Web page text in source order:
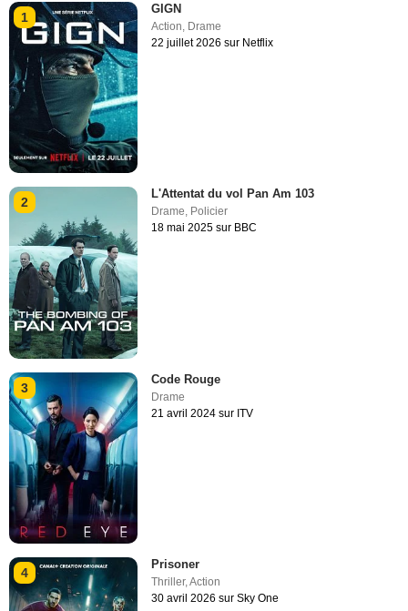
1
GIGN
Action, Drame
22 juillet 2026 sur Netflix
2
L'Attentat du vol Pan Am 103
Drame, Policier
18 mai 2025 sur BBC
3
Code Rouge
Drame
21 avril 2024 sur ITV
4
Prisoner
Thriller,Action
30 avril 2026 sur Sky One